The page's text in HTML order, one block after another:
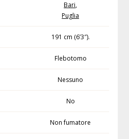
Bari,
Puglia
191 cm (6’3″).
Flebotomo
Nessuno
No
Non fumatore